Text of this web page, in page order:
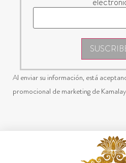
Al enviar su información, está
promocional de marketing de